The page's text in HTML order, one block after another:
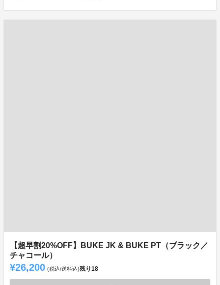
【超早割20%OFF】BUKE JK & BUKE PT（ブラック／
チャコール）
¥26,200 (税込/送料込)残り18